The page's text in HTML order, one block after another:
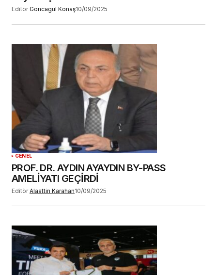
Editör Goncagül Konaş10/09/2025
GENEL
PROF. DR. AYDIN AYAYDIN BY-PASS
AMELİYATI GEÇİRDİ
Editör Alaattin Karahan10/09/2025